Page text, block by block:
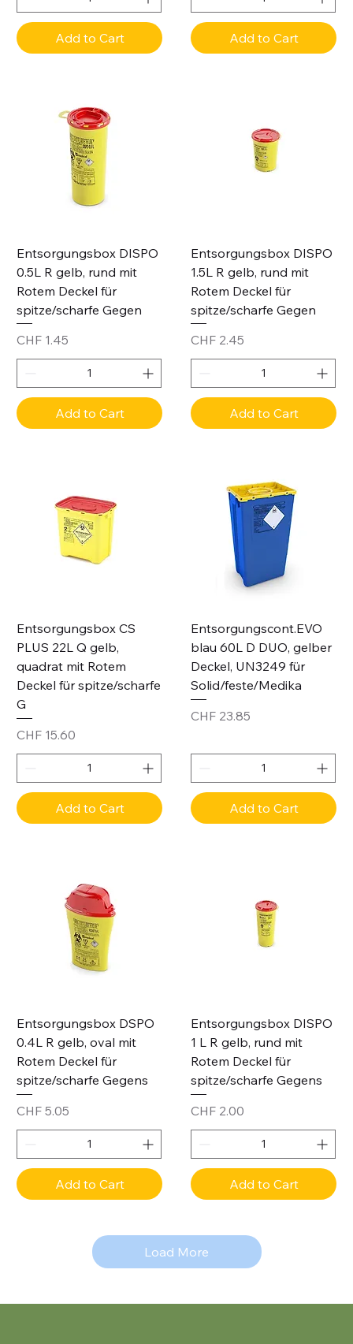
Add to Cart Add to Cart
Entsorgungsbox DISPO
0.5L R gelb, rund mit
Rotem Deckel für
spitze/scharfe Gegen
Price
CHF 1.45
Add to Cart
Entsorgungsbox DISPO
1.5L R gelb, rund mit
Rotem Deckel für
spitze/scharfe Gegen
Price
CHF 2.45
Add to Cart
Entsorgungsbox CS
PLUS 22L Q gelb,
quadrat mit Rotem
Deckel für spitze/scharfe
G
Price
CHF 15.60
Add to Cart
Entsorgungscont.EVO
blau 60L D DUO, gelber
Deckel, UN3249 für
Solid/feste/Medika
Price
CHF 23.85
Add to Cart
Entsorgungsbox DSPO
0.4L R gelb, oval mit
Rotem Deckel für
spitze/scharfe Gegens
Price
CHF 5.05
Add to Cart
Entsorgungsbox DISPO
1 L R gelb, rund mit
Rotem Deckel für
spitze/scharfe Gegens
Price
CHF 2.00
Add to Cart
Load More